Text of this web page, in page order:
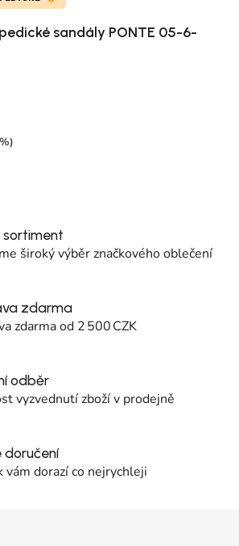
sandály PONTE 05-6-
sortiment
široký výběr značkového oblečení
zdarma
zdarma od 2 500 CZK
odběr
vyzvednutí zboží v prodejně
doručení
vám dorazí co nejrychleji